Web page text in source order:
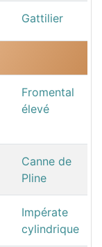
Gattilier
Fromental
élevé
Canne de
Pline
Impérate
cylindrique